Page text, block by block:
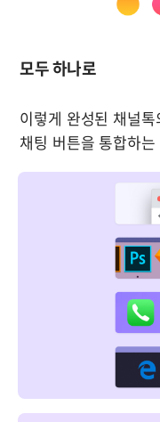
모두 하나로
이렇게 완성된 채널
채팅 버튼을 통합하